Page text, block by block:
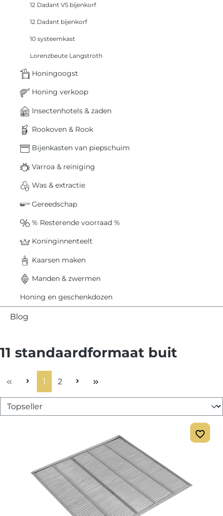
12 Dadant VS bijenkorf
12 Dadant bijenkorf
10 systeemkast
Lorenzbeute Langstroth
Honingoogst
Honing verkoop
Insectenhotels & zaden
Rookoven & Rook
Bijenkasten van piepschuim
Varroa & reiniging
Was & extractie
Gereedschap
% Resterende voorraad %
Koninginnenteelt
Kaarsen maken
Manden & zwermen
Honing en geschenkdozen
Blog
11 standaardformaat buit
Pagina
1 Pagina
2